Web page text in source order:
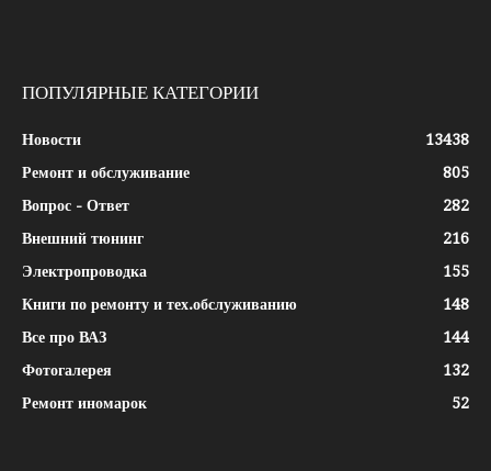
ПОПУЛЯРНЫЕ КАТЕГОРИИ
Новости
13438
Ремонт и обслуживание
805
Вопрос - Ответ
282
Внешний тюнинг
216
Электропроводка
155
Книги по ремонту и тех.обслуживанию
148
Все про ВАЗ
144
Фотогалерея
132
Ремонт иномарок
52